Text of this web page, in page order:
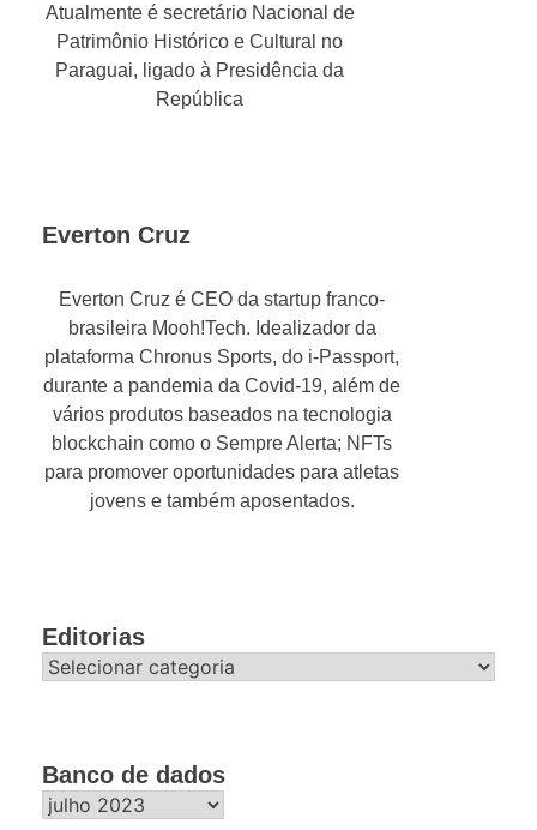
Atualmente é secretário Nacional de
Patrimônio Histórico e Cultural no
Paraguai, ligado à Presidência da
República
Everton Cruz
Everton Cruz é CEO da startup franco-
brasileira Mooh!Tech. Idealizador da
plataforma Chronus Sports, do i-Passport,
durante a pandemia da Covid-19, além de
vários produtos baseados na tecnologia
blockchain como o Sempre Alerta; NFTs
para promover oportunidades para atletas
jovens e também aposentados.
Editorias
Editorias
Banco de dados
Banco